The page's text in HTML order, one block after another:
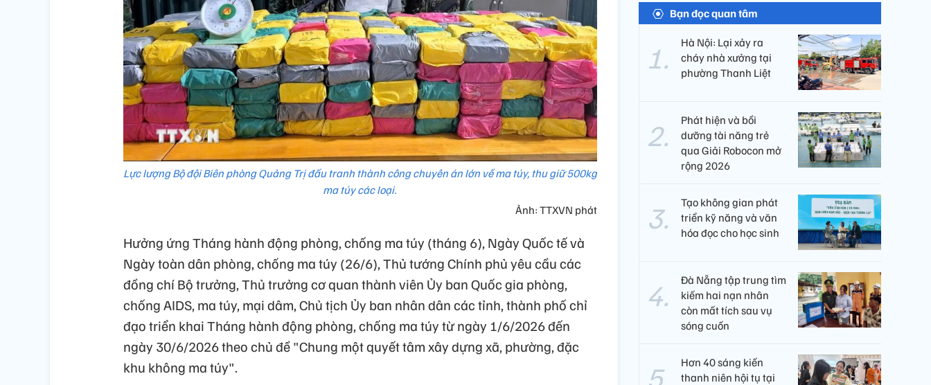
Lực lượng Bộ đội Biên phòng Quảng Trị đấu tranh thành công chuyên án lớn về ma túy, thu giữ 500kg
ma túy các loại.
Ảnh: TTXVN phát
Hưởng ứng Tháng hành động phòng, chống ma túy (tháng 6), Ngày Quốc tế và
Ngày toàn dân phòng, chống ma túy (26/6), Thủ tướng Chính phủ yêu cầu các
đồng chí Bộ trưởng, Thủ trưởng cơ quan thành viên Ủy ban Quốc gia phòng,
chống AIDS, ma túy, mại dâm, Chủ tịch Ủy ban nhân dân các tỉnh, thành phố chỉ
đạo triển khai Tháng hành động phòng, chống ma túy từ ngày 1/6/2026 đến
ngày 30/6/2026 theo chủ đề "Chung một quyết tâm xây dựng xã, phường, đặc
khu không ma túy".
Bạn đọc quan tâm
Hà Nội: Lại xảy ra
cháy nhà xưởng tại
phường Thanh Liệt
Phát hiện và bồi
dưỡng tài năng trẻ
qua Giải Robocon mở
rộng 2026
Tạo không gian phát
triển kỹ năng và văn
hóa đọc cho học sinh
Đà Nẵng tập trung tìm
kiếm hai nạn nhân
còn mất tích sau vụ
sóng cuốn
Hơn 40 sáng kiến
thanh niên hội tụ tại